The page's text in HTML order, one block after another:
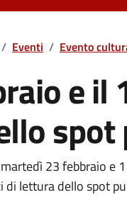
/ Eventi / Evento
e il
23 febbraio e
di lettura dello spot